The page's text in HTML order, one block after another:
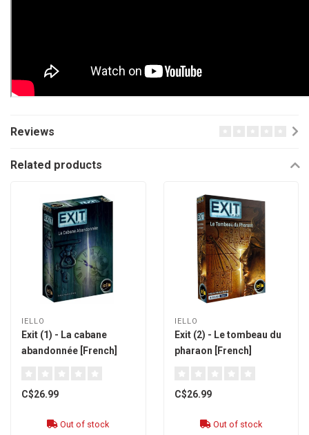
Reviews
Related products
IELLO
Exit (1) - La cabane
abandonnée [French]
C$26.99
Out of stock
IELLO
Exit (2) - Le tombeau du
pharaon [French]
C$26.99
Out of stock